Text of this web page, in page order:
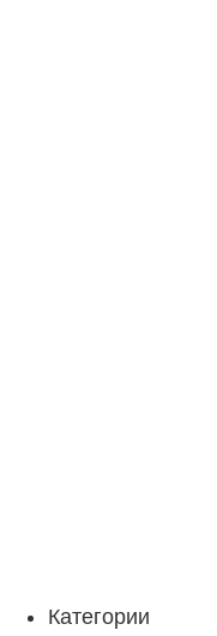
Категории